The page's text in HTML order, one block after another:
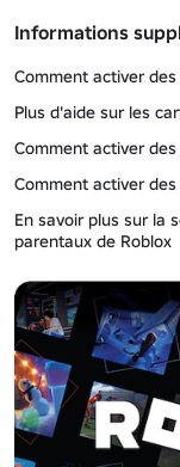
Informations
Comment activer
Plus d'aide sur les
Comment activer
Comment activer
En savoir plus sur la
parentaux de Roblox